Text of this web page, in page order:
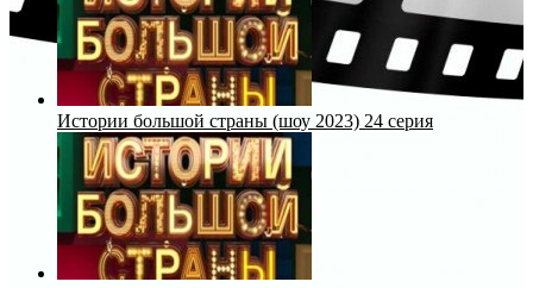
Истории большой страны (шоу 2023) 24 серия